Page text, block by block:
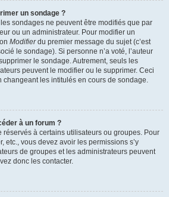
un sondage ?
sondages ne peuvent être modifiés que par
ou un administrateur. Pour modifier un
Modifierdu premier message du sujet (c’est
le sondage). Si personne n’a voté, l’auteur
le sondage. Autrement, seuls les
peuvent le modifier ou le supprimer. Ceci
changeant les intitulés en cours de sondage.
à un forum ?
réservés à certains utilisateurs ou groupes. Pour
etc., vous devez avoir les permissions s’y
de groupes et les administrateurs peuvent
donc les contacter.